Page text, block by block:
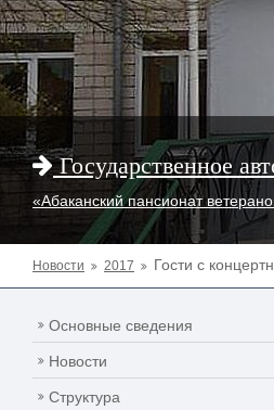
Государственное
«Абаканский пансионат
Новости 2017 Гости с
Основные сведения
Новости
Структура